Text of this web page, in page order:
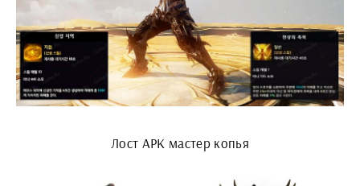
Лост АРК мастер копья